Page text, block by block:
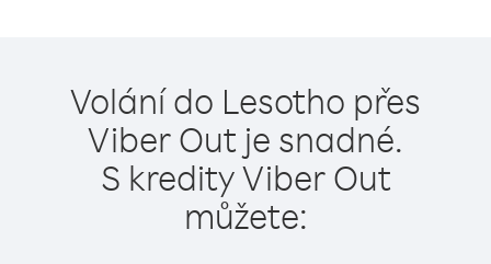
Volání do Lesotho přes
Viber Out je snadné.
S kredity Viber Out
můžete: